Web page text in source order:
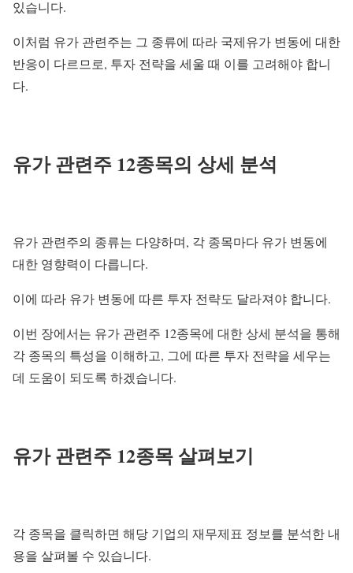
있습니다.
이처럼 유가 관련주는 그 종류에 따라 국제유가 변동에 대한
반응이 다르므로, 투자 전략을 세울 때 이를 고려해야 합니
다.
유가 관련주 12종목의 상세 분석
유가 관련주의 종류는 다양하며, 각 종목마다 유가 변동에
대한 영향력이 다릅니다.
이에 따라 유가 변동에 따른 투자 전략도 달라져야 합니다.
이번 장에서는 유가 관련주 12종목에 대한 상세 분석을 통해
각 종목의 특성을 이해하고, 그에 따른 투자 전략을 세우는
데 도움이 되도록 하겠습니다.
유가 관련주 12종목 살펴보기
각 종목을 클릭하면 해당 기업의 재무제표 정보를 분석한 내
용을 살펴볼 수 있습니다.